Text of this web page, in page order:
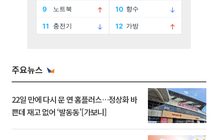
주요뉴스
22일 만에 다시 문 연 홈플러스…정상화 바
쁜데 재고 없어 ‘발동동’[가보니]